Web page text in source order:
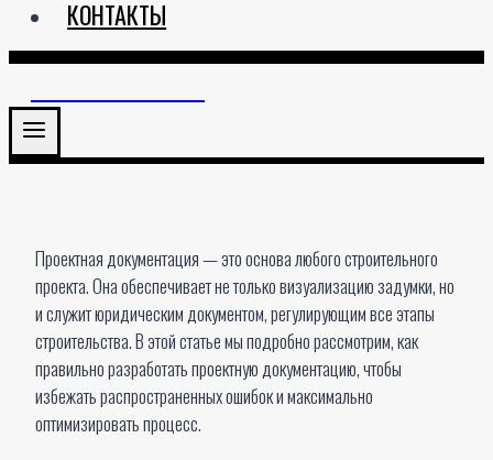
КОНТАКТЫ
Проектная документация — это основа любого строительного
проекта. Она обеспечивает не только визуализацию задумки, но
и служит юридическим документом, регулирующим все этапы
строительства. В этой статье мы подробно рассмотрим, как
правильно разработать проектную документацию, чтобы
избежать распространенных ошибок и максимально
оптимизировать процесс.